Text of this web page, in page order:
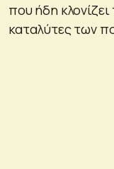
που ήδη
καταλύτες των